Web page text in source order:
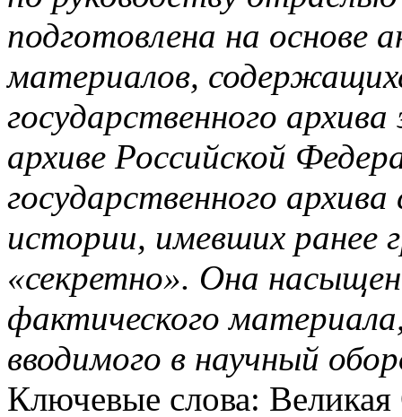
подготовлена на основе
материалов,
государственного
архиве Российской
государственного
истории, имевших ранее
«секретно». Она
фактического
вводимого в научный
Ключевые слова: Великая